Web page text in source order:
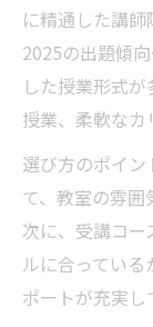
に精通した講
2025の出題傾
した授業形式
授業、柔軟なカ
選び方のポイ
て、教室の雰囲
次に、受講コ
ルに合ってい
ポートが充実し